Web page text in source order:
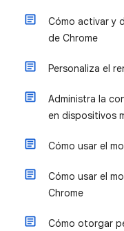
Cómo activar y
de Chrome
Personaliza el
Administra la
en dispositivos
Cómo usar el
Cómo usar el
Chrome
Cómo otorgar